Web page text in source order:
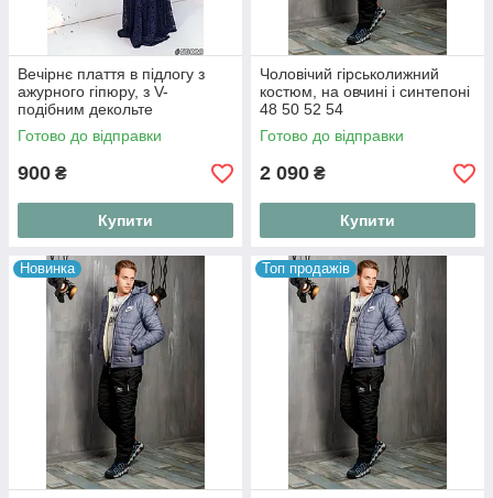
Вечірнє плаття в підлогу з
ажурного гіпюру, з V-
подібним декольте
Готово до відправки
900 ₴
Купити
Чоловічий гірськолижний
костюм, на овчині і синтепоні
48 50 52 54
Готово до відправки
2 090 ₴
Купити
Новинка Топ продажів